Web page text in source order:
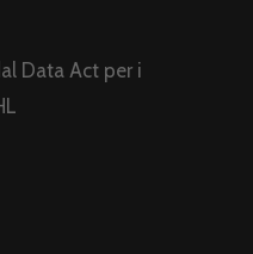
Data Act per i